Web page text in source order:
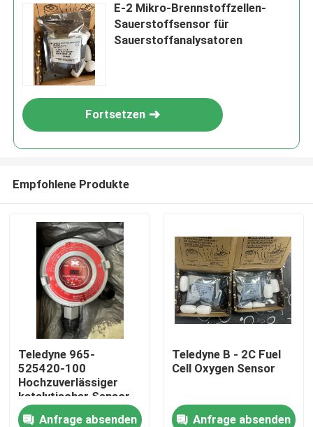
Zu Hause
E-2 Mikro-Brennstoffzellen-
Sauerstoffsensor für
Sauerstoffanalysatoren
Fortsetzen
Empfohlene Produkte
Teledyne 965-
525420-100
Hochzuverlässiger
katalytischer Sensor
für brennbare Gase
Anfrage absenden
Teledyne B - 2C Fuel
Cell Oxygen Sensor
Anfrage absenden